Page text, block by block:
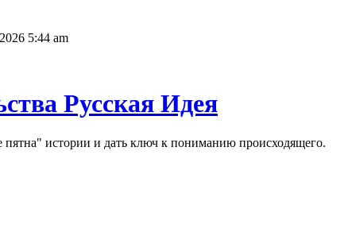
5:44 am
Русская Идея
истории и дать ключ к пониманию происходящего.